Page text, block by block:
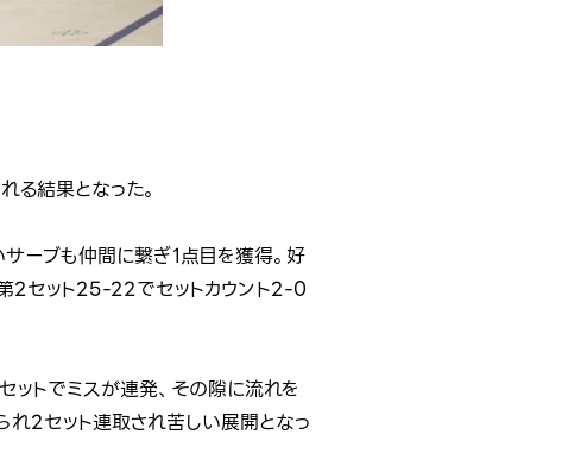
る結果となった。
ーブも仲間に繋ぎ1点目を獲得。好
2セット25-22でセットカウント2-0
ットでミスが連発、その隙に流れを
2セット連取され苦しい展開となっ